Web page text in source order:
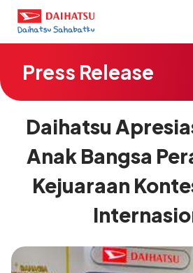
Press Release
Daihatsu
Anak Bangsa
Kejuaraan